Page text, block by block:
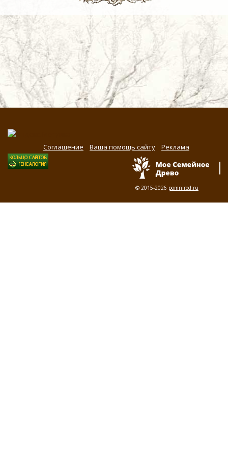
Соглашение Ваша помощь сайту Реклама
© 2015-2026 pomnirod.ru